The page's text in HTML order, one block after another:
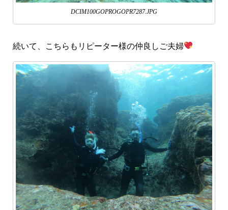
DCIM100GOPROGOPR7287.JPG
続いて、こちらもリピーター様の仲良しご夫婦